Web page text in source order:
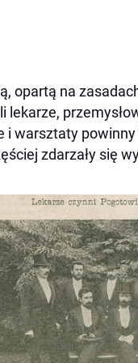
opartą na
lekarze,
i warsztaty
zdarzały się